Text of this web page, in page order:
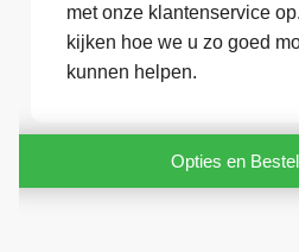
met onze klantenservice
kijken hoe we u zo goed
kunnen helpen.
Opties en